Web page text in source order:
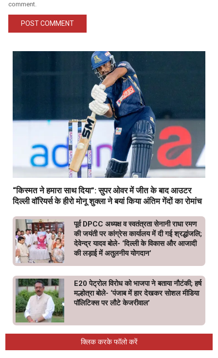
comment.
“किस्मत ने हमारा साथ दिया”: सुपर ओवर में जीत के बाद आउटर
दिल्ली वॉरियर्स के हीरो मोनू शुक्ला ने बयां किया अंतिम गेंदों का रोमांच
पूर्व DPCC अध्यक्ष व स्वतंत्रता सेनानी राधा रमण
की जयंती पर कांग्रेस कार्यालय में दी गई श्रद्धांजलि;
देवेन्द्र यादव बोले- ‘दिल्ली के विकास और आजादी
की लड़ाई में अतुलनीय योगदान’
E20 पेट्रोल विरोध को भाजपा ने बताया नौटंकी; हर्ष
मल्होत्रा बोले- ‘पंजाब में हार देखकर सोशल मीडिया
पॉलिटिक्स पर लौटे केजरीवाल’
क्लिक करके फॉलो करें